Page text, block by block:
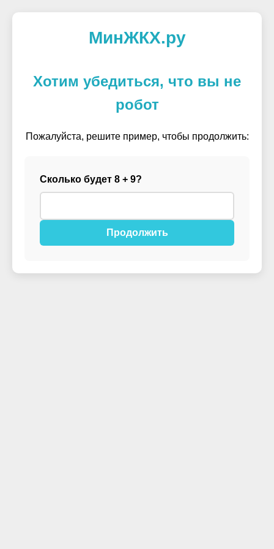
МинЖКХ.ру
Хотим убедиться, что вы не
робот
Пожалуйста, решите пример, чтобы продолжить:
Сколько будет 8 + 9?
Продолжить